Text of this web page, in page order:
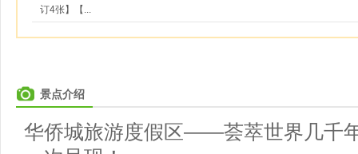
订4张】【...
景点介绍
华侨城旅游度假区——荟萃世界几千